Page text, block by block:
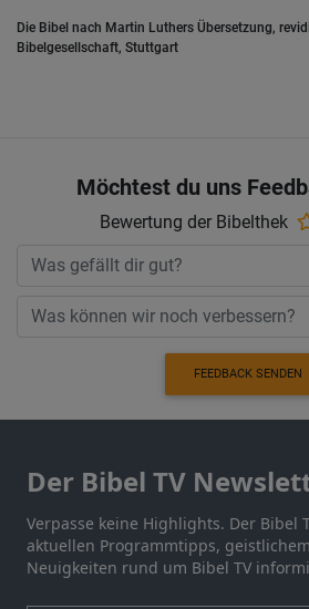
Die Bibel nach Martin Luthers Übersetzung,
Bibelgesellschaft, Stuttgart
Möchtest du uns
Bewertung der Bibelthek
FEEDBACK SENDEN
Der Bibel TV
Verpasse keine Highlights. Der Bibel
aktuellen Programmtipps,
Neuigkeiten rund um Bibel TV